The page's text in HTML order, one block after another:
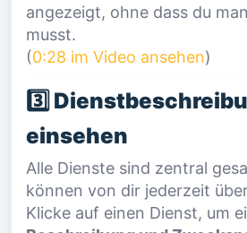
angezeigt, ohne dass du
musst.
(0:28 im Video ansehen)
3️⃣
einsehen
Alle Dienste sind zentral
können von dir jederzeit
Klicke auf einen Dienst, um